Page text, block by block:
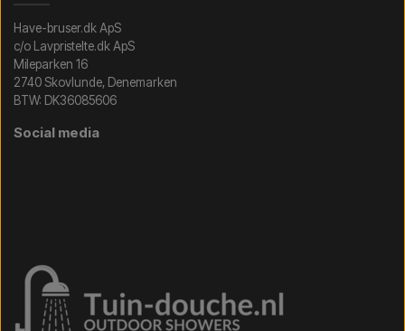
Have-bruser.dk ApS
c/o Lavpristelte.dk ApS
Mileparken 16
2740 Skovlunde, Denemarken
BTW: DK36085606
Social media